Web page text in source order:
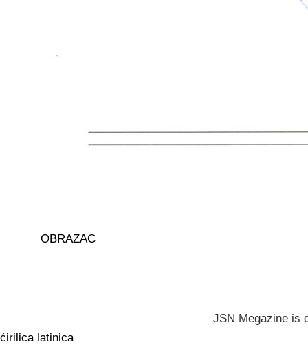
OBRAZAC
JSN Megazine is
ćirilica latinica